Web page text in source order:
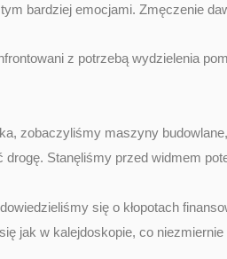
bardziej emocjami. Zmęczenie
z potrzebą wydzielenia
zobaczyliśmy maszyny
drogę. Stanęliśmy przed widmem
się o kłopotach
jak w kalejdoskopie, co